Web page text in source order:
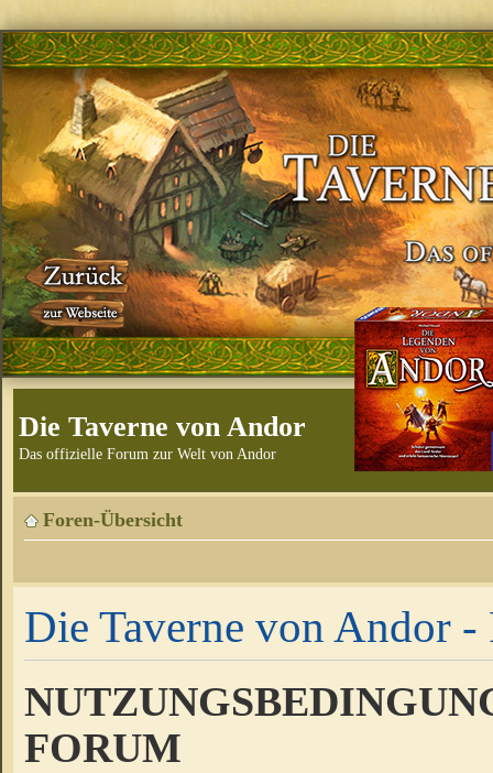
Die Taverne von Andor
Das offizielle Forum zur Welt von Andor
Foren-Übersicht
Die Taverne von Andor -
FORUM